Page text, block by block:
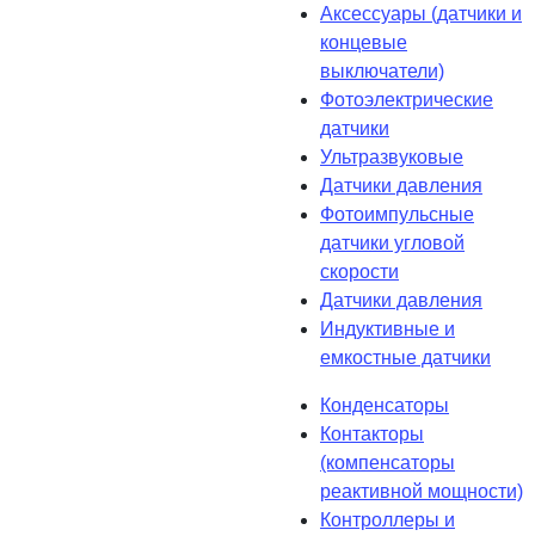
Аксессуары (датчики и
концевые
выключатели)
Фотоэлектрические
датчики
Ультразвуковые
Датчики давления
Фотоимпульсные
датчики угловой
скорости
Датчики давления
Индуктивные и
емкостные датчики
Конденсаторы
Контакторы
(компенсаторы
реактивной мощности)
Контроллеры и